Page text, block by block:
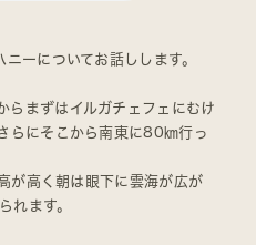
ーについてお話しします。
らまずはイルガチェフェにむけ
らにそこから南東に80㎞行っ
高く朝は眼下に雲海が広が
れます。